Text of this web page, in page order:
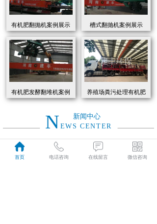
有机肥翻抛机案例展示 槽式翻抛机案例展示
有机肥发酵翻堆机案例
展示
养殖场粪污处理有机肥
发酵罐 履带式有机肥翻
新闻中心
N EWS CENTER
2026
首页 电话咨询 在线留言 微信咨询